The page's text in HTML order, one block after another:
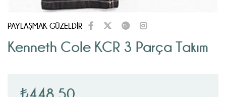
PAYLAŞMAK GÜZELDİR
Kenneth Cole KCR 3 Parça Takım